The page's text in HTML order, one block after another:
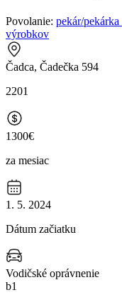
Povolanie: pekár/pekárka
výrobkov
Čadca, Čadečka 594
2201
1300€
za mesiac
1. 5. 2024
Dátum začiatku
Vodičské oprávnenie
b1